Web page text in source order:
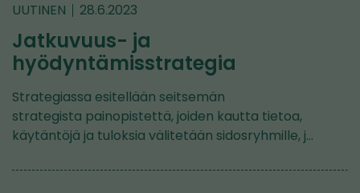
UUTINEN 28.6.2023
Jatkuvuus- ja
hyödyntämisstrategia
Strategiassa esitellään seitsemän
strategista painopistettä, joiden kautta tietoa,
käytäntöjä ja tuloksia välitetään sidosryhmille, j…